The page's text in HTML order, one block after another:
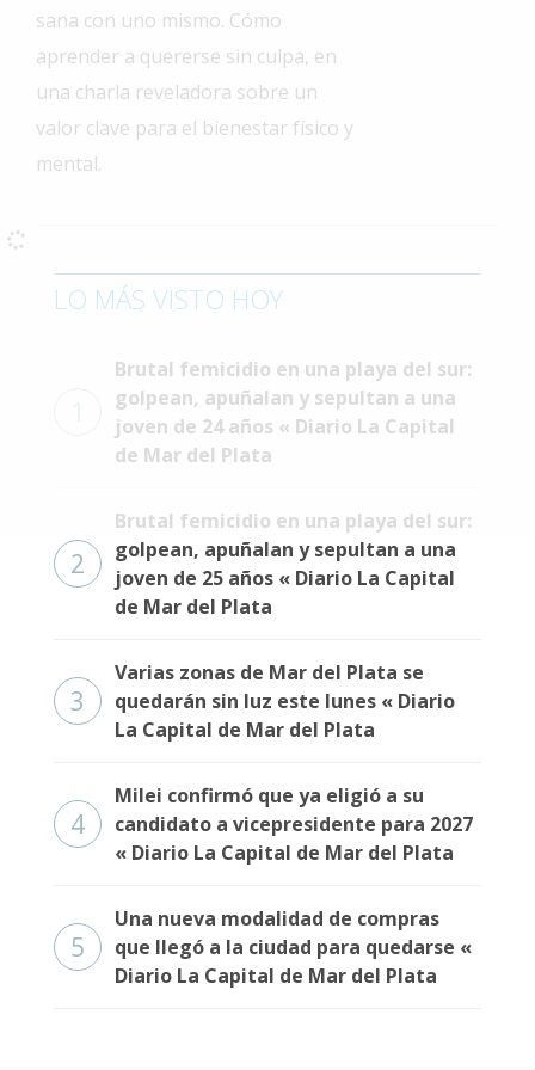
Interés
General
La
Ciudad
Deportes
Espectáculos
Policiales
Fúnebres
sana con uno mismo. Cómo
aprender a quererse sin culpa, en
una charla reveladora sobre un
valor clave para el bienestar físico y
mental.
LO MÁS VISTO HOY
Brutal femicidio en una playa del sur:
golpean, apuñalan y sepultan a una
joven de 24 años « Diario La Capital
de Mar del Plata
2
Brutal femicidio en una playa del sur:
golpean, apuñalan y sepultan a una
joven de 25 años « Diario La Capital
de Mar del Plata
3
Varias zonas de Mar del Plata se
quedarán sin luz este lunes « Diario
La Capital de Mar del Plata
4
Milei confirmó que ya eligió a su
candidato a vicepresidente para 2027
« Diario La Capital de Mar del Plata
5
Una nueva modalidad de compras
que llegó a la ciudad para quedarse «
Diario La Capital de Mar del Plata